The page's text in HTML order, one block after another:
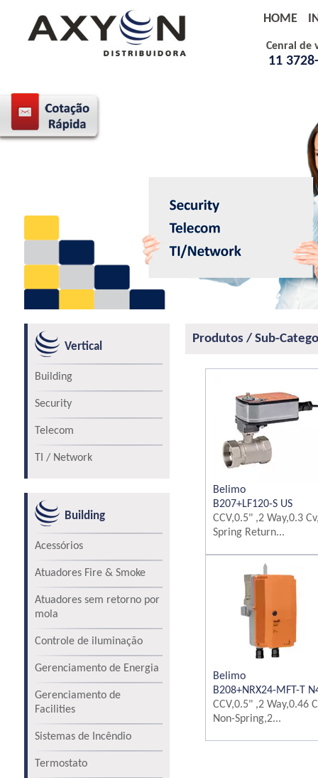
Cenral de
11
HOME
Vertical
Building
Security
Telecom
TI / Network
Building
Acessórios
Atuadores Fire & Smoke
Atuadores sem retorno por
mola
Controle de iluminação
Gerenciamento de Energia
Gerenciamento de
Facilities
Sistemas de Incêndio
Termostato
Produtos / Sub-
Belimo
B207+LF120-S US
CCV,0.5" ,2 Way,0.3
Spring Return...
Belimo
B208+NRX24-MFT-T
CCV,0.5" ,2 Way,0.46
Non-Spring,2...